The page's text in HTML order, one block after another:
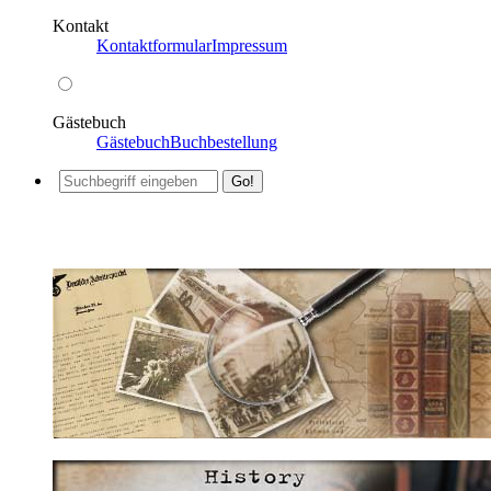
Kontakt
KontaktformularImpressum
Gästebuch
GästebuchBuchbestellung